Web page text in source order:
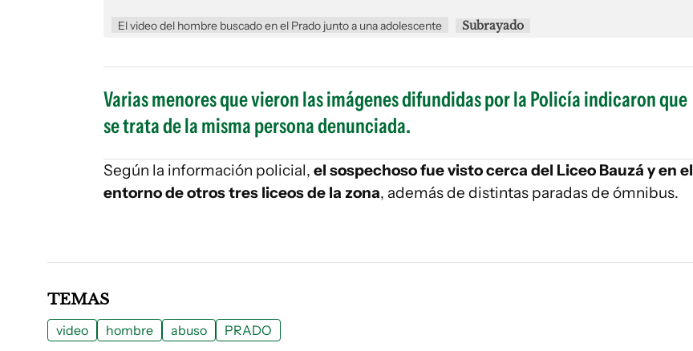
El video del hombre buscado en el Prado junto a una adolescente Subrayado
Varias menores que vieron las imágenes difundidas por la Policía indicaron que
se trata de la misma persona denunciada.
Según la información policial, el sospechoso fue visto cerca del Liceo Bauzá y en el
entorno de otros tres liceos de la zona, además de distintas paradas de ómnibus.
TEMAS
video hombre abuso PRADO